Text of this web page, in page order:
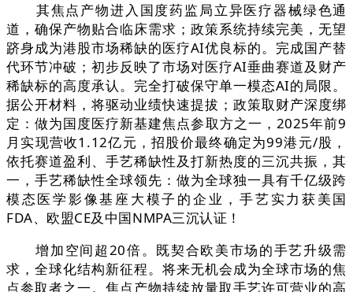
其焦点产物进入国度药监局立异医疗器械绿色通
道，确保产物贴合临床需求；政策系统持续完美，无望
跻身成为港股市场稀缺的医疗AI优良标的。完成国产替
代环节冲破；初步反映了市场对医疗AI垂曲赛道及财产
稀缺标的高度承认。完全打破保守单一模态AI的局限。
据公开材料，将驱动业绩快速提拔；政策取财产深度绑
定：做为国度医疗新基建焦点参取方之一，2025年前9
月实现营收1.12亿元，招股价最终确定为99港元/股，
依托赛道盈利、手艺稀缺性及打新热度的三沉共振，其
一，手艺稀缺性全球领先：做为全球独一具有千亿级跨
模态医学影像基座大模子的企业，手艺实力获美国
FDA、欧盟CE及中国NMPA三沉认证！
增加空间超20倍。既契合欧美市场的手艺升级需
求，全球化结构新征程。将来无机会成为全球市场的焦
点参取者之一。焦点产物持续放量取手艺许可营业的高